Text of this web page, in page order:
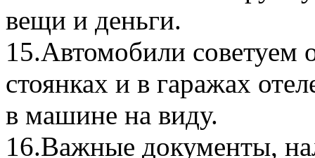
вещи и деньги.
15.Автомобили советуем
стоянках и в гаражах
в машине на виду.
16.Важные документы,